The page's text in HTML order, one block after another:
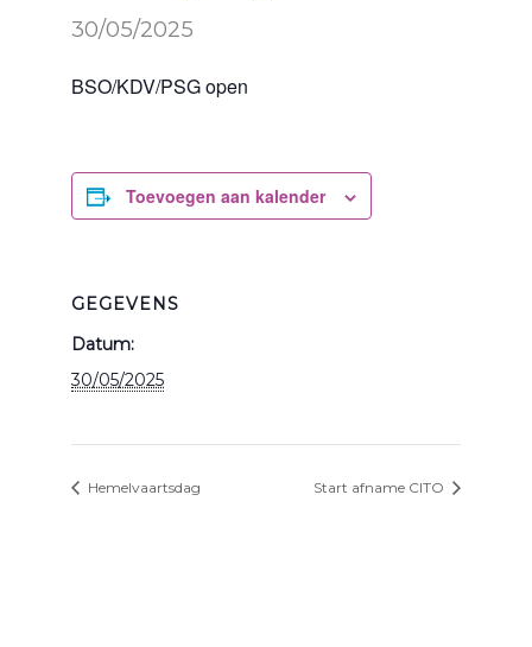
30/05/2025
BSO/KDV/PSG open
Toevoegen aan kalender
GEGEVENS
Datum:
30/05/2025
Hemelvaartsdag Start afname CITO